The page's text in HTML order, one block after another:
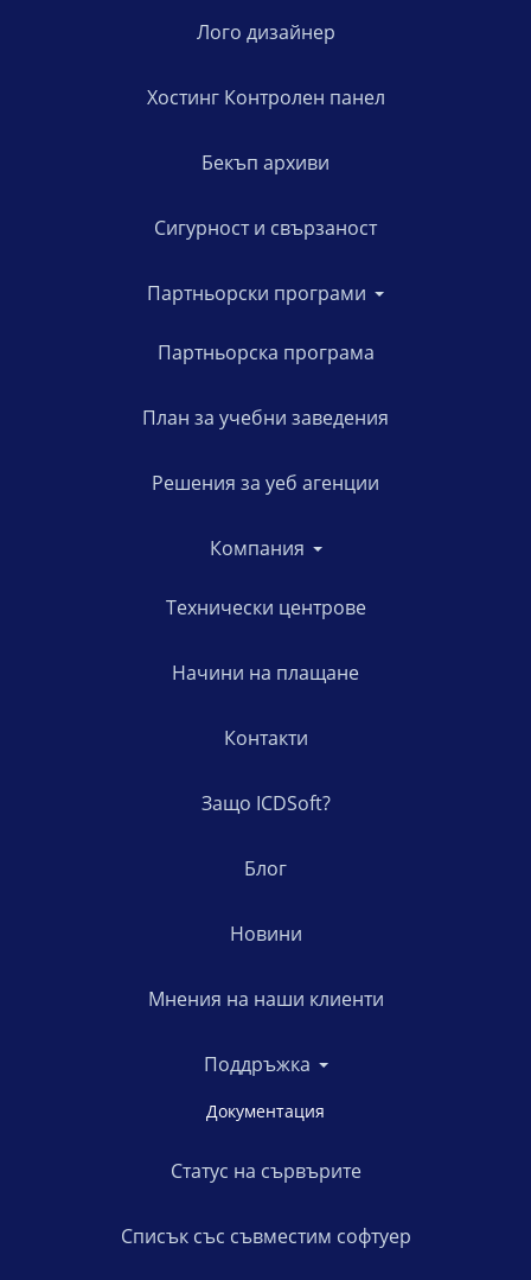
Лого дизайнер
Хостинг Контролен панел
Бекъп архиви
Сигурност и свързаност
Партньорски програми
Партньорска програма
План за учебни заведения
Решения за уеб агенции
Компания
Технически центрове
Начини на плащане
Контакти
Защо ICDSoft?
Блог
Новини
Мнения на наши клиенти
Поддръжка
Документация
Статус на сървърите
Списък със съвместим софтуер